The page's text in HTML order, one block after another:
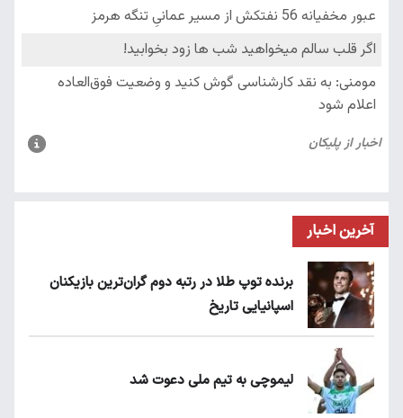
آخرین اخبار
برنده توپ طلا در رتبه دوم گران‌ترین بازیکنان
اسپانیایی تاریخ
لیموچی به تیم ملی دعوت شد